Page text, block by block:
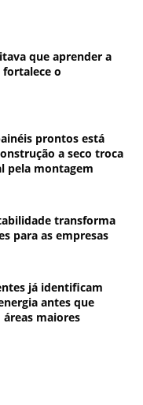
que aprender a
o
prontos está
a seco troca
pela montagem
transforma
para as empresas
já identificam
antes que
maiores